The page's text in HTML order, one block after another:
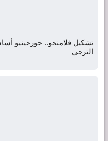
تشكيل فلامنجو.. جورجينيو
الترجي